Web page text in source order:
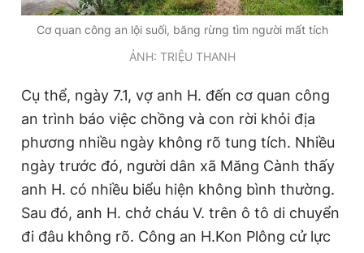
Cơ quan công an lội suối, băng rừng tìm người mất tích
ẢNH: TRIỆU THANH
Cụ thể, ngày 7.1, vợ anh H. đến cơ quan công
an trình báo việc chồng và con rời khỏi địa
phương nhiều ngày không rõ tung tích. Nhiều
ngày trước đó, người dân xã Măng Cành thấy
anh H. có nhiều biểu hiện không bình thường.
Sau đó, anh H. chở cháu V. trên ô tô di chuyển
đi đâu không rõ. Công an H.Kon Plông cử lực